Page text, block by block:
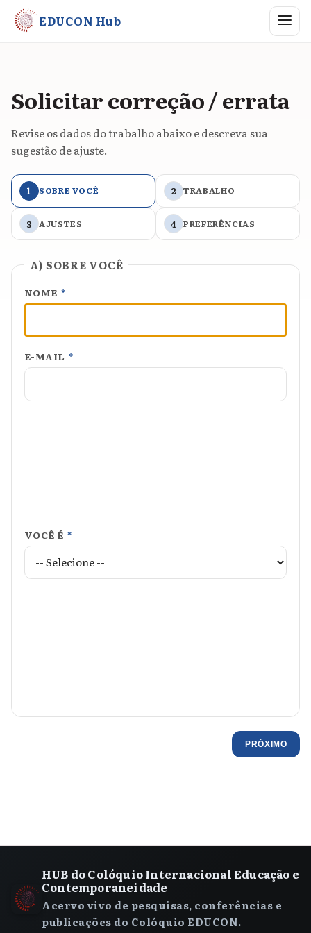
EDUCON Hub Abrir
Solicitar correção / errata
Revise os dados do trabalho abaixo e descreva sua
sugestão de ajuste.
1 SOBRE VOCÊ 2 TRABALHO
3 AJUSTES 4 PREFERÊNCIAS
A) SOBRE VOCÊ
NOME *
E-MAIL *
VOCÊ É *
PRÓXIMO
HUB do Colóquio Internacional Educação e
Contemporaneidade
Acervo vivo de pesquisas, conferências e
publicações do Colóquio EDUCON.